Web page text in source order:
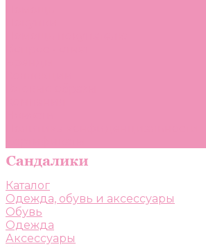
Каталог
Одежда, обувь и аксессуары
Обувь
Одежда
Аксессуары